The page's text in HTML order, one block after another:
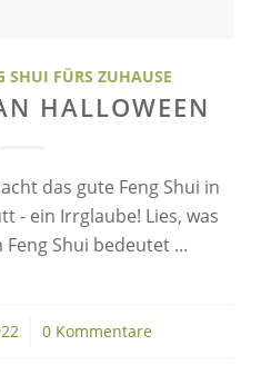
SHUI FÜRS ZUHAUSE
HALLOWEEN
das gute Feng Shui in
- ein Irrglaube! Lies, was
Shui bedeutet ...
0 Kommentare